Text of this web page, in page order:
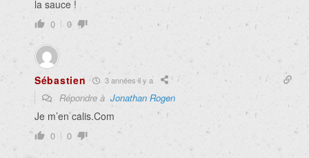
la sauce !
0 0
Sébastien 3 années il y a
Répondre à Jonathan Rogen
Je m’en calis.Com
0 0